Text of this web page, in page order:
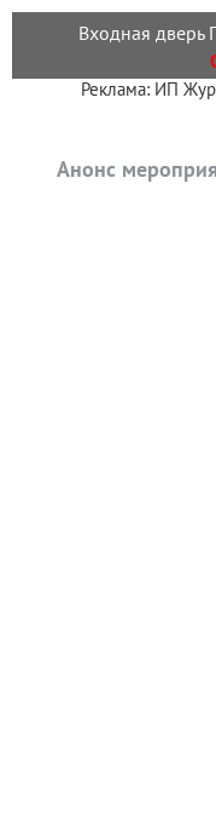
Входная
Реклама: ИП
Анонс